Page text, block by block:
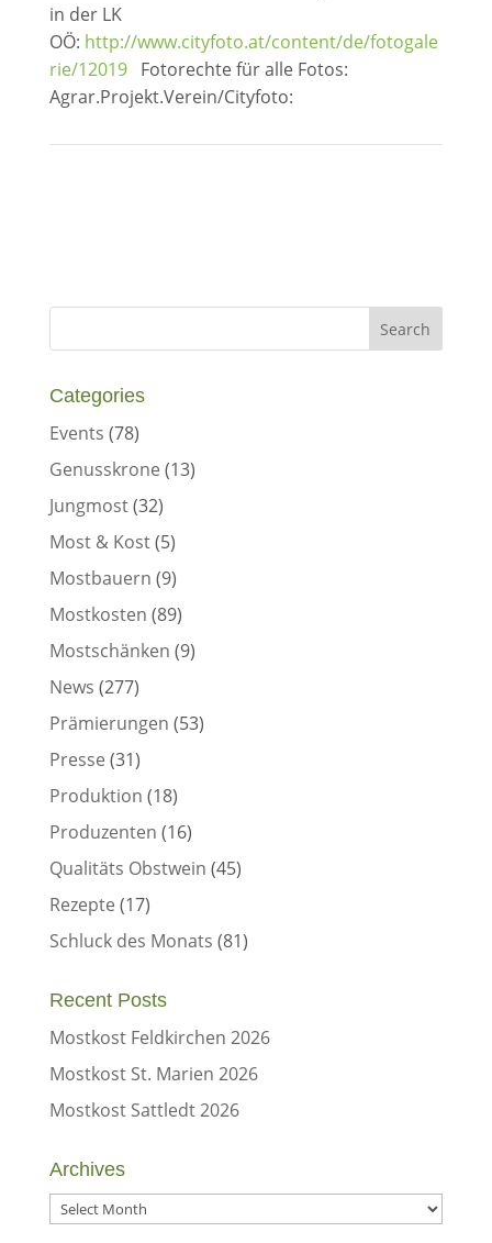
in der LK
OÖ: http://www.cityfoto.at/content/de/fotogale
rie/12019Fotorechte für alle Fotos:
Agrar.Projekt.Verein/Cityfoto:
Categories
Events (78)
Genusskrone (13)
Jungmost(32)
Most & Kost(5)
Mostbauern (9)
Mostkosten (89)
Mostschänken (9)
News (277)
Prämierungen (53)
Presse (31)
Produktion (18)
Produzenten (16)
Qualitäts Obstwein (45)
Rezepte (17)
Schluck des Monats (81)
Recent Posts
Mostkost Feldkirchen 2026
Mostkost St. Marien 2026
Mostkost Sattledt 2026
Archives
Archives